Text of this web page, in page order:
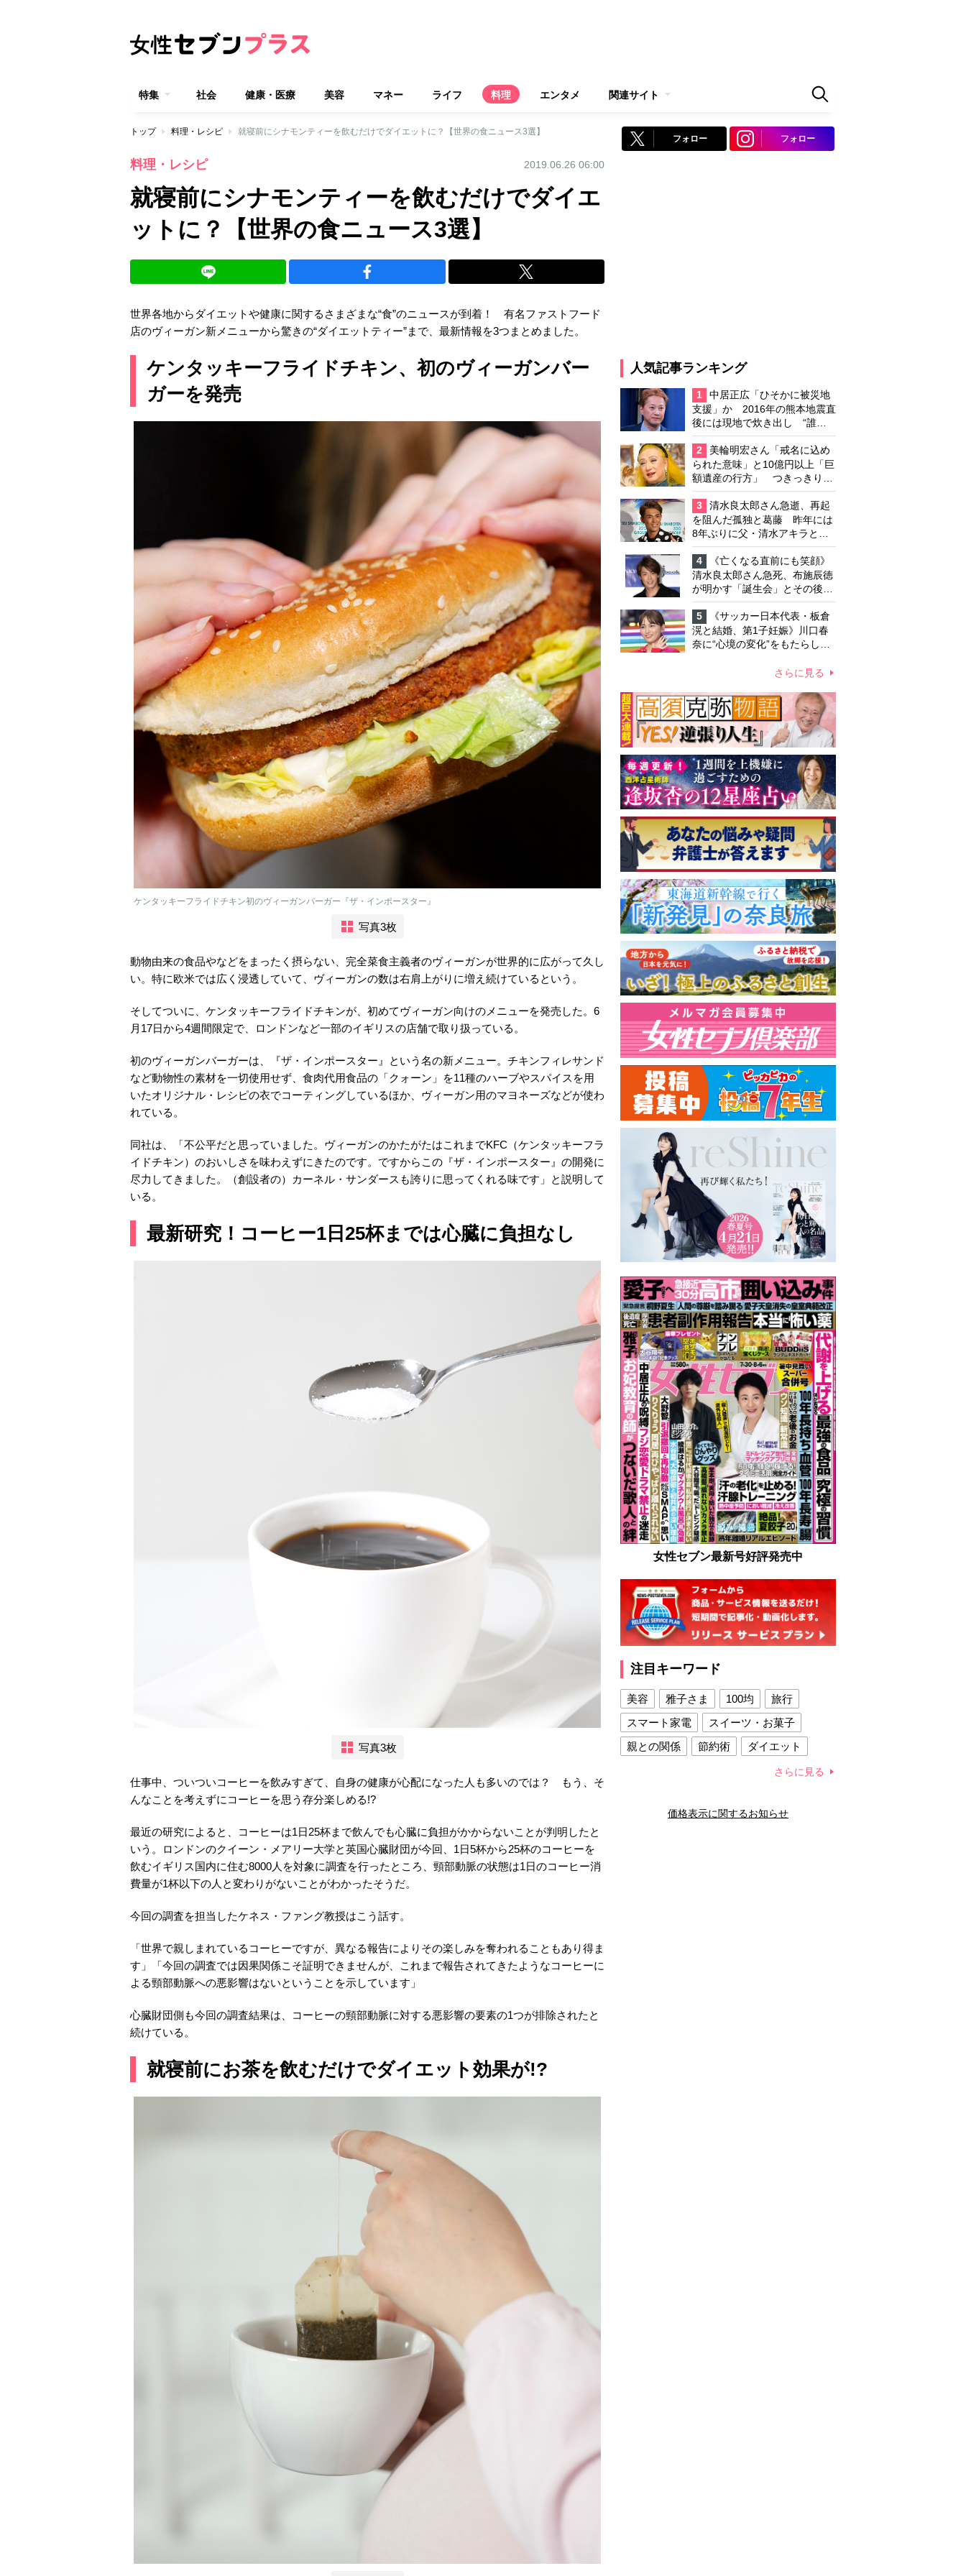
特集 社会 健康・医療 美容 マネー ライフ 料理 エンタメ 関連サイト
トップ 料理・レシピ 就寝前にシナモンティーを飲むだけでダイエットに？【世界の食ニュース3選】
料理・レシピ 2019.06.26 06:00
就寝前にシナモンティーを飲むだけでダイエ
ットに？【世界の食ニュース3選】
世界各地からダイエットや健康に関するさまざまな“食”のニュースが到着！ 有名ファストフード
店のヴィーガン新メニューから驚きの“ダイエットティー”まで、最新情報を3つまとめました。
ケンタッキーフライドチキン、初のヴィーガンバー
ガーを発売
ケンタッキーフライドチキン初のヴィーガンバーガー『ザ・インポースター』
写真3枚
動物由来の食品やなどをまったく摂らない、完全菜食主義者のヴィーガンが世界的に広がって久し
い。特に欧米では広く浸透していて、ヴィーガンの数は右肩上がりに増え続けているという。
そしてついに、ケンタッキーフライドチキンが、初めてヴィーガン向けのメニューを発売した。6
月17日から4週間限定で、ロンドンなど一部のイギリスの店舗で取り扱っている。
初のヴィーガンバーガーは、『ザ・インポースター』という名の新メニュー。チキンフィレサンド
など動物性の素材を一切使用せず、食肉代用食品の「クォーン」を11種のハーブやスパイスを用
いたオリジナル・レシピの衣でコーティングしているほか、ヴィーガン用のマヨネーズなどが使わ
れている。
同社は、「不公平だと思っていました。ヴィーガンのかたがたはこれまでKFC（ケンタッキーフラ
イドチキン）のおいしさを味わえずにきたのです。ですからこの『ザ・インポースター』の開発に
尽力してきました。（創設者の）カーネル・サンダースも誇りに思ってくれる味です」と説明して
いる。
最新研究！コーヒー1日25杯までは心臓に負担なし
写真3枚
仕事中、ついついコーヒーを飲みすぎて、自身の健康が心配になった人も多いのでは？ もう、そ
んなことを考えずにコーヒーを思う存分楽しめる!?
最近の研究によると、コーヒーは1日25杯まで飲んでも心臓に負担がかからないことが判明したと
いう。ロンドンのクイーン・メアリー大学と英国心臓財団が今回、1日5杯から25杯のコーヒーを
飲むイギリス国内に住む8000人を対象に調査を行ったところ、頸部動脈の状態は1日のコーヒー消
費量が1杯以下の人と変わりがないことがわかったそうだ。
今回の調査を担当したケネス・ファング教授はこう話す。
「世界で親しまれているコーヒーですが、異なる報告によりその楽しみを奪われることもあり得ま
す」「今回の調査では因果関係こそ証明できませんが、これまで報告されてきたようなコーヒーに
よる頸部動脈への悪影響はないということを示しています」
心臓財団側も今回の調査結果は、コーヒーの頸部動脈に対する悪影響の要素の1つが排除されたと
続けている。
就寝前にお茶を飲むだけでダイエット効果が!?
フォロー フォロー
人気記事ランキング
1
中居正広「ひそかに被災地
支援」か 2016年の熊本地震直
後には現地で炊き出し “誰に
も知られなくて良い”と、むし
ろ強まる福祉活動への思い
2
美輪明宏さん「戒名に込め
られた意味」と10億円以上「巨
額遺産の行方」 つきっきりで
私生活をサポートしていた元俳
優が相続か
3
清水良太郎さん急逝、再起
を阻んだ孤独と葛藤 昨年には
8年ぶりに父・清水アキラと共
演、本格的な活動再開に向かっ
ていたが…周囲が懸念していた
「不安定なところ」
4
《亡くなる直前にも笑顔》
清水良太郎さん急死、布施辰徳
が明かす「誕生会」とその後の
メッセージ
5
《サッカー日本代表・板倉
滉と結婚、第1子妊娠》川口春
奈に“心境の変化”をもたらした
って「がんに蝕まれる母」を演
さらに見る
女性セブン最新号好評発売中
注目キーワード
美容 雅子さま 100均
旅行
スマート家電
スイーツ・お菓子
親との関係
節約術
ダイエット
夫との関係
新津春子 どか食い
さらに見る
価格表示に関するお知らせ